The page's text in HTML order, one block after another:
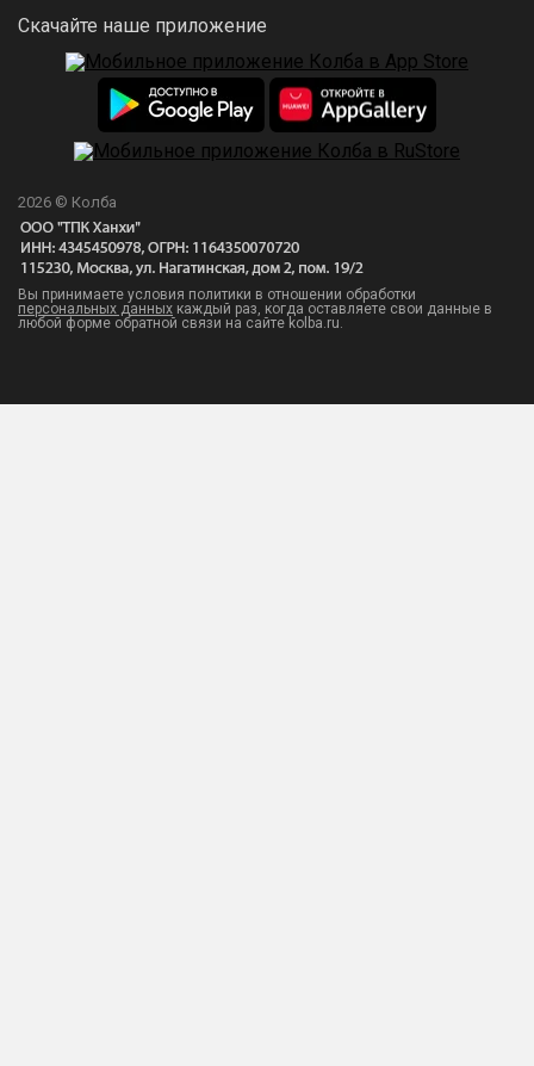
Скачайте наше приложение
2026 © Колба
Вы принимаете условия политики в отношении обработки
персональных данных каждый раз, когда оставляете свои данные в
любой форме обратной связи на сайте kolba.ru.